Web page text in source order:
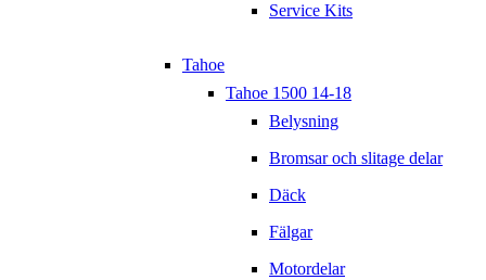
Service Kits
Tahoe
Tahoe 1500 14-18
Belysning
Bromsar och slitage delar
Däck
Fälgar
Motordelar